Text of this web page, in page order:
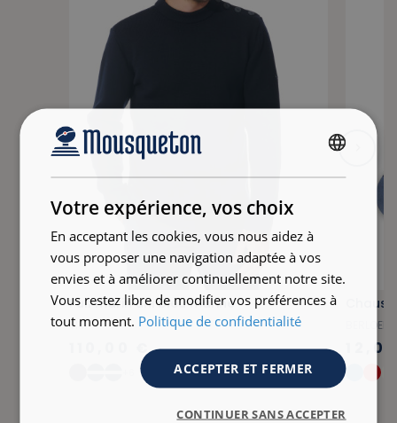
Pull marin uni bleu marine
TIM
110,00 €
BERLOER
Votre expérience, vos choix
En acceptant les cookies, vous nous aidez à
vous proposer une navigation adaptée à vos
envies et à améliorer continuellement notre site.
Vous restez libre de modifier vos préférences à
tout moment. Politique de confidentialité
ACCEPTER ET FERMER
CONTINUER SANS ACCEPTER